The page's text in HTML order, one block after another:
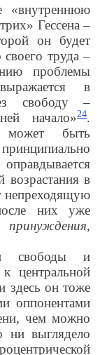
«внутреннюю
Гессена –
он будет
труда –
проблемы
в
свободу –
начало»24.
может быть
возрастания в
непреходящую
них уже
свободы и
центральной
здесь он тоже
оппонентами
чем можно
ни выглядело